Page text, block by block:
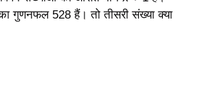
गुणनफल 528 हैं। तो तीसरी संख्या क्या